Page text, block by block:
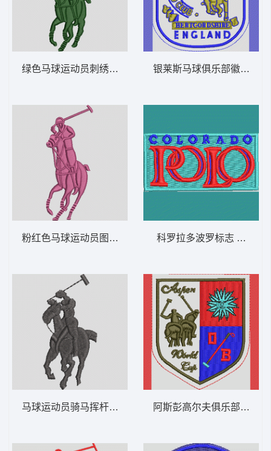
绿色马球运动员刺绣图案 保罗 骑马 polo 男
粉红色马球运动员图案 保罗 骑马 polo 男
马球运动员骑马挥杆 保罗 骑马 polo 男
银莱斯马球俱乐部徽章 保
科罗拉多波罗标志 保罗 骑
阿斯彭高尔夫俱乐部徽章